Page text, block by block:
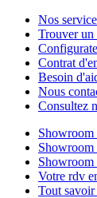
Nos
Trouver un
Contrat
Besoin
Nous
Consultez
Showroom
Showroom
Showroom
Votre rdv
Tout